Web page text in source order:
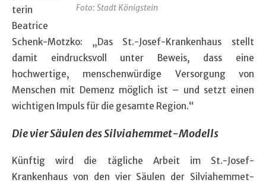
Foto: Stadt Königstein
terin
Beatrice
Schenk-Motzko: „Das St.-Josef-Krankenhaus stellt
damit eindrucksvoll unter Beweis, dass eine
hochwertige, menschenwürdige Versorgung von
Menschen mit Demenz möglich ist – und setzt einen
wichtigen Impuls für die gesamte Region.“
Die vier Säulen des Silviahemmet-Modells
Künftig wird die tägliche Arbeit im St.-Josef-
Krankenhaus von den vier Säulen der Silviahemmet-